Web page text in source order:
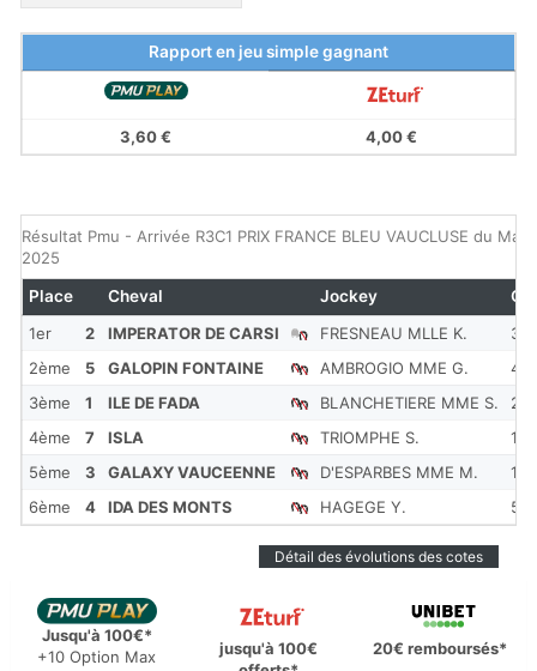
Rapport en jeu simple gagnant
3,60 € 4,00 €
Résultat Pmu - Arrivée R3C1 PRIX FRANCE BLEU VAUCLUSE du
2025
1er 2 IMPERATOR DE CARSI FRESNEAU MLLE K.
3.6
2ème
5 GALOPIN FONTAINE AMBROGIO MME G.
4.2
3ème
1 ILE DE FADA BLANCHETIERE MME S.
2
4ème
7 ISLA TRIOMPHE S.
17
5ème
3 GALAXY VAUCEENNE D'ESPARBES MME M.
15
6ème
4 IDA DES MONTS HAGEGE Y. 52
Place Cheval Jockey
Détail des évolutions des cotes
Jusqu'à 100€*
+10 Option Max
jusqu'à 100€
20€ remboursés*